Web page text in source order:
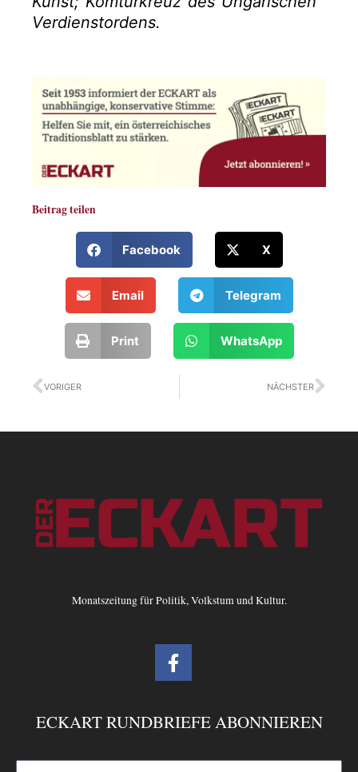
Verdienstordens.
Beitrag teilen
Facebook X
Email Telegram
Print WhatsApp
Zurück
VORIGER NÄCHSTER
Monatszeitung für Politik, Volkstum und Kultur.
F
a
b
o
ECKART RUNDBRIEFE ABONNIEREN